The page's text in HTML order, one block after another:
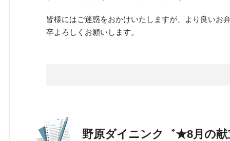
皆様にはご迷惑をおかけいたしますが、より良いお
卒よろしくお願いします。
野原ダイニンク゛★8月の